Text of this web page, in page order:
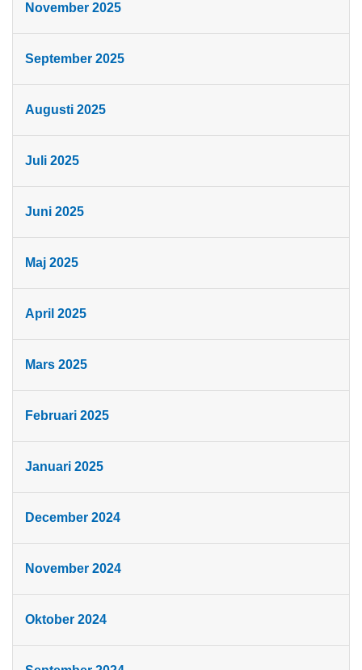
November 2025
September 2025
Augusti 2025
Juli 2025
Juni 2025
Maj 2025
April 2025
Mars 2025
Februari 2025
Januari 2025
December 2024
November 2024
Oktober 2024